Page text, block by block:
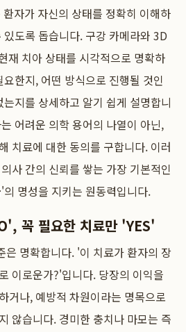
자가 자신의 상태를 정확히 이해하
도록 돕습니다. 구강 카메라와 3D
재 치아 상태를 시각적으로 명확하
한지, 어떤 방식으로 진행될 것인
지를 상세하고 알기 쉽게 설명합니
어려운 의학 용어의 나열이 아닌,
치료에 대한 동의를 구합니다. 이러
사 간의 신뢰를 쌓는 가장 기본적인
'의 명성을 지키는 원동력입니다.
꼭 필요한 치료만 'YES'
은 명확합니다. '이 치료가 환자의 장
이로운가?'입니다. 당장의 이익을
거나, 예방적 차원이라는 명목으로
않습니다. 경미한 충치나 마모는 즉